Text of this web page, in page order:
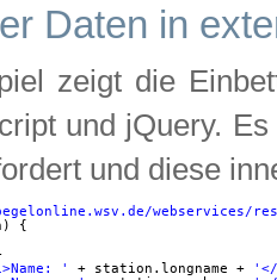
Daten in
zeigt die
und jQuery.
und diese
webservices/
{
'
+ station.longname +